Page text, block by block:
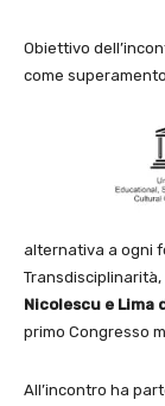
Obiettivo
come
alternativa a ogni
Nicolescu e Lima
primo Congresso
All’incontro ha